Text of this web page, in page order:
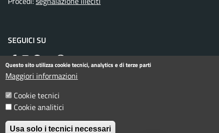
SEGUICI SU
Facebook
Instagram
Telegram
TwitterWhatsApp
YouTube
Menu piè di pagina
Informativa privacy
Questo sito utilizza cookie tecnici, analytics e di terze parti
Maggiori informazioni
Cookie tecnici
Cookie analitici
Usa solo i tecnici necessari